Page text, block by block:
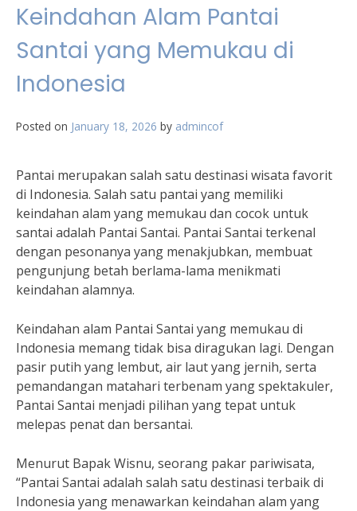
Keindahan Alam Pantai
Santai yang Memukau di
Indonesia
Posted on January 18, 2026 by admincof
Pantai merupakan salah satu destinasi wisata favorit
di Indonesia. Salah satu pantai yang memiliki
keindahan alam yang memukau dan cocok untuk
santai adalah Pantai Santai. Pantai Santai terkenal
dengan pesonanya yang menakjubkan, membuat
pengunjung betah berlama-lama menikmati
keindahan alamnya.
Keindahan alam Pantai Santai yang memukau di
Indonesia memang tidak bisa diragukan lagi. Dengan
pasir putih yang lembut, air laut yang jernih, serta
pemandangan matahari terbenam yang spektakuler,
Pantai Santai menjadi pilihan yang tepat untuk
melepas penat dan bersantai.
Menurut Bapak Wisnu, seorang pakar pariwisata,
“Pantai Santai adalah salah satu destinasi terbaik di
Indonesia yang menawarkan keindahan alam yang